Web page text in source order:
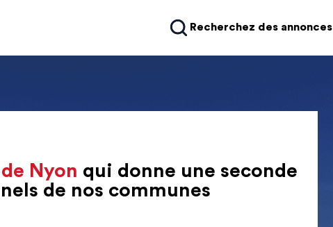
Recherchez des annonces
Nyon qui donne une seconde
de nos communes